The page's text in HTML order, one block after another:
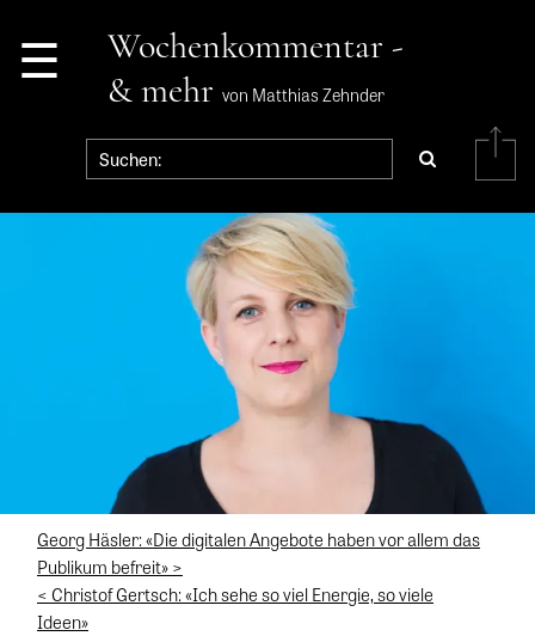
☰
Wochenkommentar -
& mehr von Matthias Zehnder
Georg Häsler: «Die digitalen Angebote haben vor allem das
Publikum befreit» >
< Christof Gertsch: «Ich sehe so viel Energie, so viele
Ideen»